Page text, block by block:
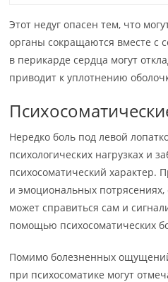
Этот недуг опасен тем, что
органы сокращаются вместе с
в перикарде сердца могут
приводит к уплотнению
Нередко боль под левой
психологических нагрузках и
психосоматический характер.
и эмоциональных
может справиться сам и
помощью психосоматических
Помимо болезненных
при психосоматике могут